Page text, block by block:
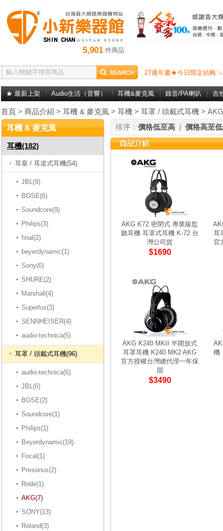
5,901 件商品
27週年慶★今日限定結帳
★ 最新上架 Audio生活（音響） 耳機&麥克風 錄音/PA喇叭 吉
首頁 > 商品介紹 > 耳機 & 麥克風 > 耳機 > 耳罩 / 頭戴式耳機 > AKG
耳機 & 麥克風
耳機(182)
耳塞 / 耳道式耳機(54)
JBL(9)
BOSE(6)
Soundcore(9)
Philips(3)
final(2)
beyerdynamic(1)
Sony(6)
SHURE(2)
Marshall(4)
Superlux(3)
SENNHEISER(4)
audio-technica(5)
耳罩 / 頭戴式耳機(96)
audio-technica(6)
JBL(6)
BOSE(2)
Soundcore(1)
Philips(1)
Beyerdynamic(19)
Focal(1)
Presonus(2)
Rode(1)
AKG(7)
SONY(13)
Roland(3)
排序： 價格低至高 | 價格高至低
AKG K72 密閉式 專業級監
聽耳機 耳罩式耳機 K-72 台
灣公司貨
$1690
耳
官
AKG K240 MKII 半開放式
耳罩耳機 K240 MK2 AKG
官方授權台灣總代理一年保
固
$3490
機